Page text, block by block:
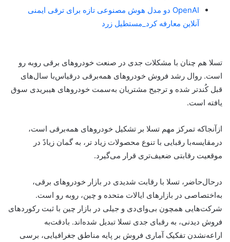
OpenAI دو مدل هوش مصنوعی تازه برای ترقی ایمنی
آنلاین معارفه کرد_مستطیل زرد
تسلا هم چنان با مشکلات جدی در صنعت خودروهای برقی روبه رو
است. روال رشد فروش خودروهای همه‌برقی در‌قیاس‌با سال‌های
قبل کُندتر شده و ترجیح مشتریان به‌سمت خودروهای هیبریدی سوق
یافته است.
ازآنجاکه تمرکز مهم تسلا بر تشکیل خودروهای همه‌برقی است،
درمقایسه‌با رقبایی با تنوع محصولات زیاد تر، به گمان زیادً در
موقعیت رقابتی ضعیف‌تری قرار می‌گیرد.
در‌حال‌حاضر، تسلا با رقابت شدیدی در بازار خودروهای برقی،
به‌اختصاصی در بازارهای ایالات متحده و چین، روبه رو است.
شرکت‌هایی همچون بی‌وای‌دی و جیلی در بازار چین با ثبت رکوردهای
فروش دیدنی، به رقبای جدی تسلا تبدیل شده‌اند. با‌دقت‌به
اراعه‌‌نشدن تفکیک آماری فروش بر پایه مناطق جغرافیایی، برسی